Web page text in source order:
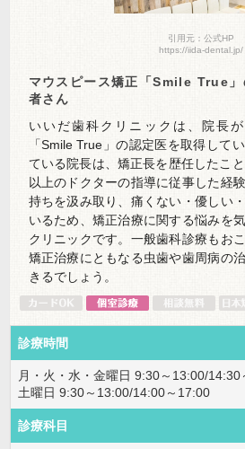
引用元：公式HP
https://iida-dental.jp/
マウスピース矯正「Smile True」
者さん
いいだ歯科クリニックは、院長
「Smile True」の認定医を取得して
ている院長は、矯正長を歴任したこ
以上のドクターの指導に従事した経
持ちを汲み取り、痛くない・優しい
いるため、矯正治療に関する悩みを
クリニックです。一般歯科診療もお
矯正治療にともなる虫歯や歯周病の
きるでしょう。
診療時間
月・火・水・金曜日 9:30～13:00/14:30
土曜日 9:30～13:00/14:00～17:00
診療科目